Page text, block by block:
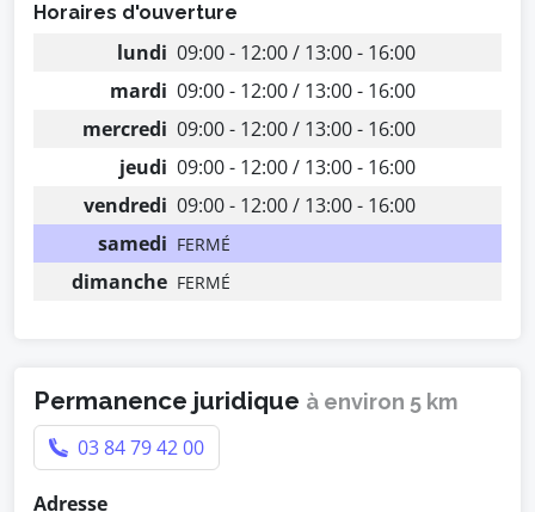
Horaires d'ouverture
lundi 09:00 - 12:00 / 13:00 - 16:00
mardi 09:00 - 12:00 / 13:00 - 16:00
mercredi 09:00 - 12:00 / 13:00 - 16:00
jeudi 09:00 - 12:00 / 13:00 - 16:00
vendredi 09:00 - 12:00 / 13:00 - 16:00
samedi FERMÉ
dimanche FERMÉ
Permanence juridique à environ 5 km
03 84 79 42 00
Adresse